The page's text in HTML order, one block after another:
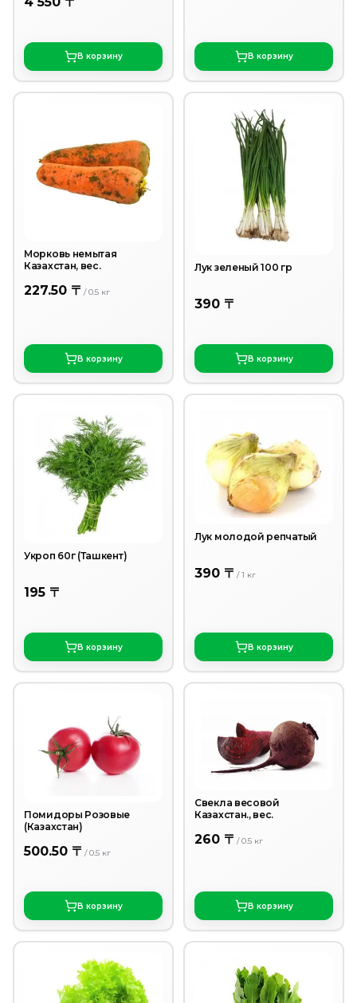
В корзину В корзину
Морковь немытая
Казахстан, вес.
227.50 〒 /0.5 кг
В корзину
Лук зеленый 100 гр
390 〒
В корзину
Укроп 60г (Ташкент)
195 〒
В корзину
Лук молодой репчатый
390 〒 /1 кг
В корзину
Помидоры Розовые
(Казахстан)
500.50 〒 /0.5 кг
В корзину
Свекла весовой
Казахстан., вес.
260 〒 /0.5 кг
В корзину